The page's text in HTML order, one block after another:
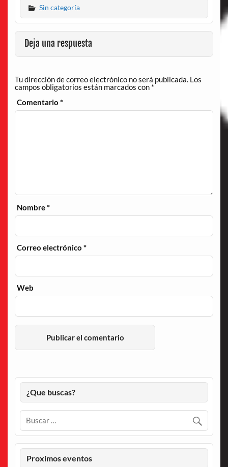
Sin categoría
Deja una respuesta
Tu dirección de correo electrónico no será publicada. Los
campos obligatorios están marcados con *
Comentario*
Nombre*
Correo electrónico*
Web
¿Que buscas?
Proximos eventos